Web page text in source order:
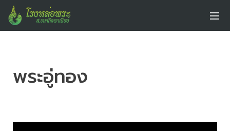
พระอู่ทอง